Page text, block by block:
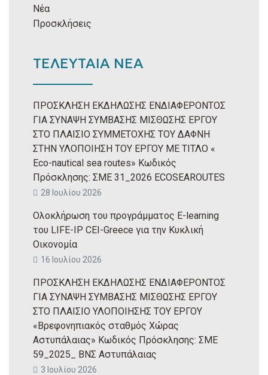
Νέα
Προσκλήσεις
ΤΕΛΕΥΤΑΙΑ ΝΕΑ
ΠΡΟΣΚΛΗΣΗ ΕΚΔΗΛΩΣΗΣ ΕΝΔΙΑΦΕΡΟΝΤΟΣ
ΓΙΑ ΣΥΝΑΨΗ ΣΥΜΒΑΣΗΣ ΜΙΣΘΩΣΗΣ ΕΡΓΟΥ
ΣΤΟ ΠΛΑΙΣΙΟ ΣΥΜΜΕΤΟΧΗΣ ΤΟΥ ΔΑΦΝΗ
ΣΤΗΝ ΥΛΟΠΟΙΗΣΗ ΤΟΥ ΕΡΓΟΥ ΜΕ ΤΙΤΛΟ «
Eco-nautical sea routes» Κωδικός
Πρόσκλησης: ΣΜΕ 31_2026 ECOSEAROUTES
28 Ιουλίου 2026
Ολοκλήρωση του προγράμματος E-learning
του LIFE-IP CEI-Greece για την Κυκλική
Οικονομία
16 Ιουλίου 2026
ΠΡΟΣΚΛΗΣΗ ΕΚΔΗΛΩΣΗΣ ΕΝΔΙΑΦΕΡΟΝΤΟΣ
ΓΙΑ ΣΥΝΑΨΗ ΣΥΜΒΑΣΗΣ ΜΙΣΘΩΣΗΣ ΕΡΓΟΥ
ΣΤΟ ΠΛΑΙΣΙΟ ΥΛΟΠΟΙΗΣΗΣ ΤΟΥ ΕΡΓΟΥ
«Βρεφονηπιακός σταθμός Χώρας
Αστυπάλαιας» Κωδικός Πρόσκλησης: ΣΜΕ
59_2025_ ΒΝΣ Αστυπάλαιας
3 Ιουλίου 2026